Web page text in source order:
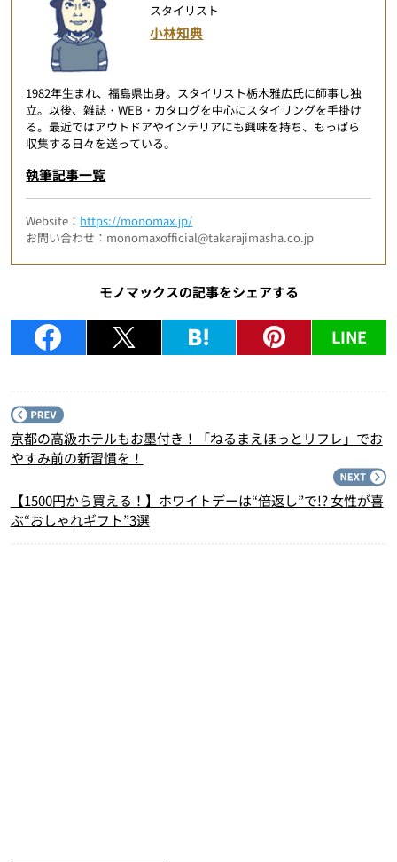
スタイリスト
小林知典
1982年生まれ、福島県出身。スタイリスト栃木雅広氏に師事し独
立。以後、雑誌・WEB・カタログを中心にスタイリングを手掛け
る。最近ではアウトドアやインテリアにも興味を持ち、もっぱら
収集する日々を送っている。
執筆記事一覧
Website： https://monomax.jp/
お問い合わせ：monomaxofficial@takarajimasha.co.jp
モノマックスの記事をシェアする
LINE
京都の高級ホテルもお墨付き！「ねるまえほっとリフレ」でお
やすみ前の新習慣を！
【1500円から買える！】ホワイトデーは“倍返し”で!? 女性が喜
ぶ“おしゃれギフト”3選